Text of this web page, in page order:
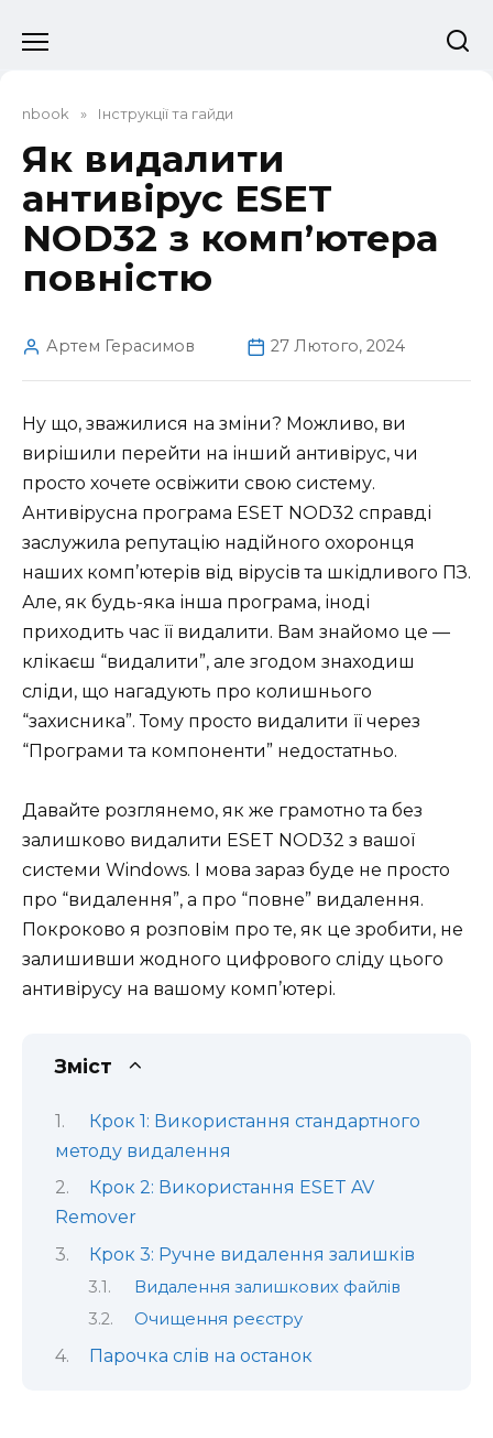
до
nbook » Інструкції та гайди
Як видалити
антивірус ESET
NOD32 з комп’ютера
повністю
Артем Герасимов 27 Лютого, 2024
Ну що, зважилися на зміни? Можливо, ви
вирішили перейти на інший антивірус, чи
просто хочете освіжити свою систему.
Антивірусна програма ESET NOD32 справді
заслужила репутацію надійного охоронця
наших комп’ютерів від вірусів та шкідливого ПЗ.
Але, як будь-яка інша програма, іноді
приходить час її видалити. Вам знайомо це —
клікаєш “видалити”, але згодом знаходиш
сліди, що нагадують про колишнього
“захисника”. Тому просто видалити її через
“Програми та компоненти” недостатньо.
Давайте розглянемо, як же грамотно та без
залишково видалити ESET NOD32 з вашої
системи Windows. І мова зараз буде не просто
про “видалення”, а про “повне” видалення.
Покроково я розповім про те, як це зробити, не
залишивши жодного цифрового сліду цього
антивірусу на вашому комп’ютері.
Зміст
Крок 1: Використання стандартного
методу видалення
Крок 2: Використання ESET AV
Remover
Крок 3: Ручне видалення залишків
Видалення залишкових файлів
Очищення реєстру
Парочка слів на останок